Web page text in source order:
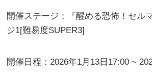
開催ステージ：『醒める恐怖！セル
ジ1[難易度SUPER3]
開催日程：2026年1月13日17:00 ~